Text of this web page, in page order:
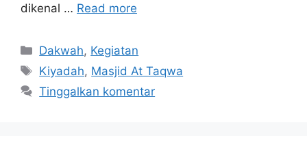
dikenal … Read more
Kategori
Dakwah, Kegiatan
Tag
Kiyadah, Masjid At Taqwa
Tinggalkan komentar